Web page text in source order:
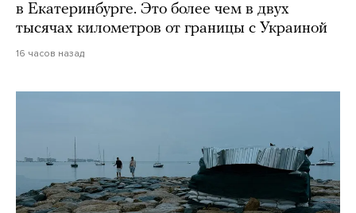
в Екатеринбурге. Это более чем в двух
тысячах километров от границы с Украиной
16 часов назад